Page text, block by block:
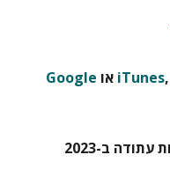
iTunes, או Google